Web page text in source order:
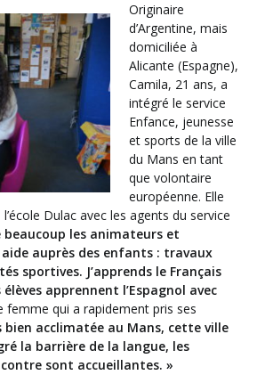
Originaire
d’Argentine, mais
domiciliée à
Alicante (Espagne),
Camila, 21 ans, a
intégré le service
Enfance, jeunesse
et sports de la ville
du Mans en tant
que volontaire
européenne. Elle
Dulac avec les agents du service
beaucoup les animateurs et
auprès des enfants : travaux
sportives. J’apprends le Français
élèves apprennent l’Espagnol avec
femme qui a rapidement pris ses
bien acclimatée au Mans, cette ville
la barrière de la langue, les
sont accueillantes. »